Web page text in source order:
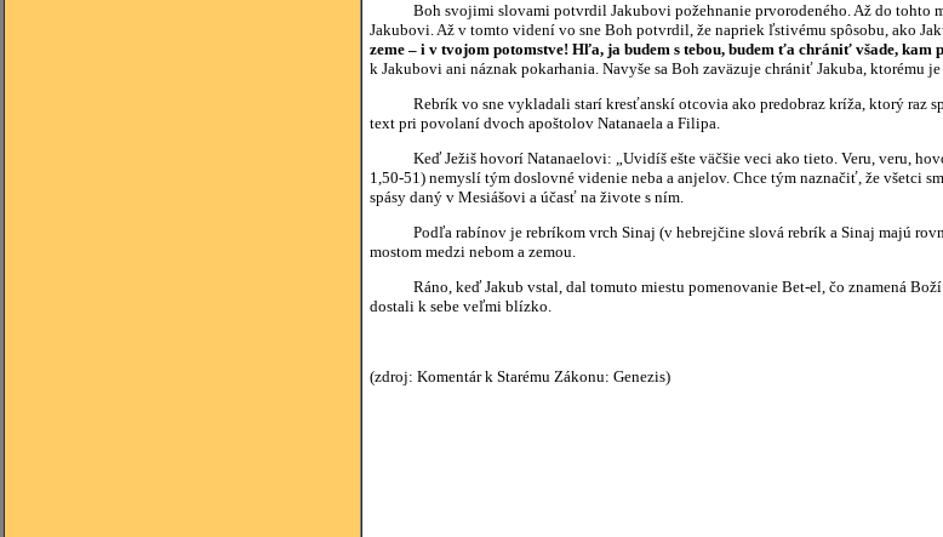
Boh svojimi slovami potvrdil Jakubovi požehnanie prvorodeného. Až do tohto
Jakubovi. Až v tomto videní vo sne Boh potvrdil, že napriek ľstivému spôsobu, ako
zeme – i v tvojom potomstve! Hľa, ja budem s tebou, budem ťa chrániť všade, kam
k Jakubovi ani náznak pokarhania. Navyše sa Boh zaväzuje chrániť Jakuba, ktorému
Rebrík vo sne vykladali starí kresťanskí otcovia ako predobraz kríža, ktorý raz
text pri povolaní dvoch apoštolov Natanaela a Filipa.
Keď Ježiš hovorí Natanaelovi: „Uvidíš ešte väčšie veci ako tieto. Veru, veru,
1,50-51) nemyslí tým doslovné videnie neba a anjelov. Chce tým naznačiť, že všetci
spásy daný v Mesiášovi a účasť na živote s ním.
Podľa rabínov je rebríkom vrch Sinaj (v hebrejčine slová rebrík a Sinaj majú
mostom medzi nebom a zemou.
Ráno, keď Jakub vstal, dal tomuto miestu pomenovanie Bet-el, čo znamená Boží
dostali k sebe veľmi blízko.
(zdroj: Komentár k Starému Zákonu: Genezis)